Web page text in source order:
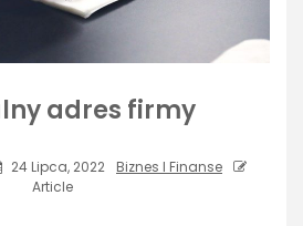
adres firmy
24 Lipca, 2022
Biznes I Finanse
Article